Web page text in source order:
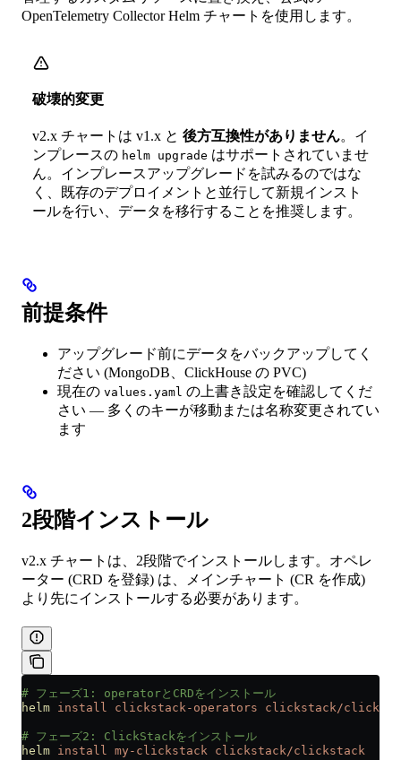
OpenTelemetry Collector Helm チャートを使用します。
破壊的変更
v2.x チャートは v1.x と 後方互換性がありません。イ
ンプレースの helm upgrade はサポートされていませ
ん。インプレースアップグレードを試みるのではな
く、既存のデプロイメントと並行して新規インスト
ールを行い、データを移行することを推奨します。
前提条件
アップグレード前にデータをバックアップしてく
ださい (MongoDB、ClickHouse の PVC)
現在の values.yaml の上書き設定を確認してくだ
さい — 多くのキーが移動または名称変更されてい
ます
2段階インストール
v2.x チャートは、2段階でインストールします。オペレ
ーター (CRD を登録) は、メインチャート (CR を作成)
より先にインストールする必要があります。
# フェーズ1: operatorとCRDをインストール
helm install clickstack-operators clickstack/
# フェーズ2: ClickStackをインストール
helm install my-clickstack clickstack/clickstack